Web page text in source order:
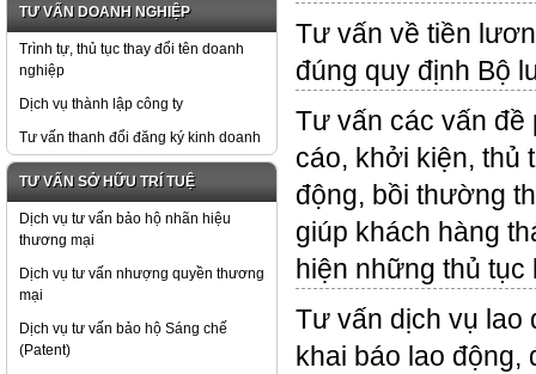
TƯ VẤN DOANH NGHIỆP
Trình tự, thủ tục thay đổi tên doanh
nghiệp
Dịch vụ thành lập công ty
Tư vấn thanh đổi đăng ký kinh doanh
TƯ VẤN SỞ HỮU TRÍ TUỆ
Dịch vụ tư vấn bảo hộ nhãn hiệu
thương mại
Dịch vụ tư vấn nhượng quyền thương
mại
Dịch vụ tư vấn bảo hộ Sáng chế
(Patent)
Tư vấn về tiền
đúng quy định Bộ
Tư vấn các vấn đề
cáo, khởi kiện, thủ
động, bồi thường
giúp khách hàng
hiện những thủ
Tư vấn dịch vụ lao
khai báo lao